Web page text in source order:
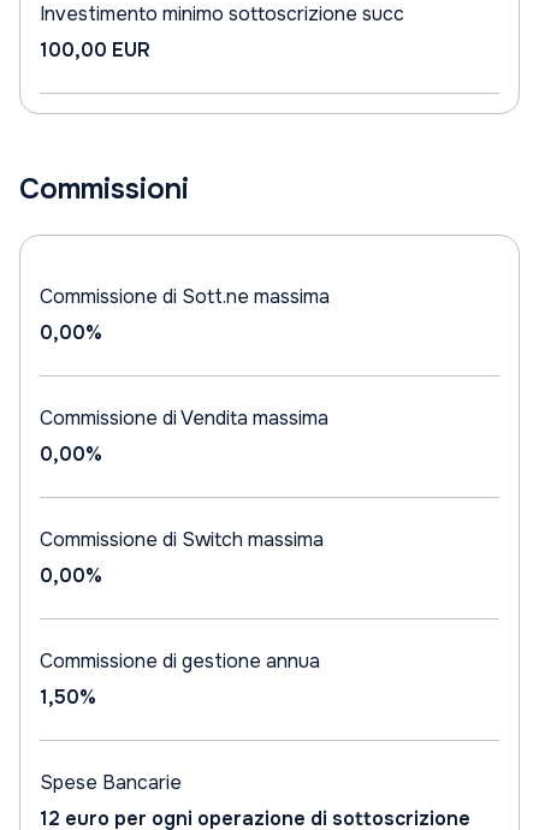
Investimento minimo sottoscrizione succ
100,00 EUR
Commissioni
Commissione di Sott.ne massima
0,00%
Commissione di Vendita massima
0,00%
Commissione di Switch massima
0,00%
Commissione di gestione annua
1,50%
Spese Bancarie
12 euro per ogni operazione di sottoscrizione